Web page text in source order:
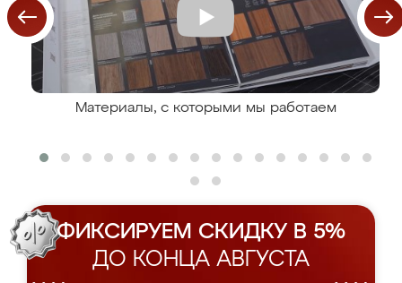
Материалы, с которыми мы работаем
ФИКСИРУЕМ СКИДКУ В 5%
ДО КОНЦА АВГУСТА